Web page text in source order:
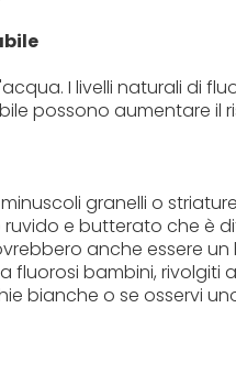
I livelli naturali di
possono aumentare il
granelli o
e butterato che è
anche essere
fluorosi bambini,
bianche o se osservi